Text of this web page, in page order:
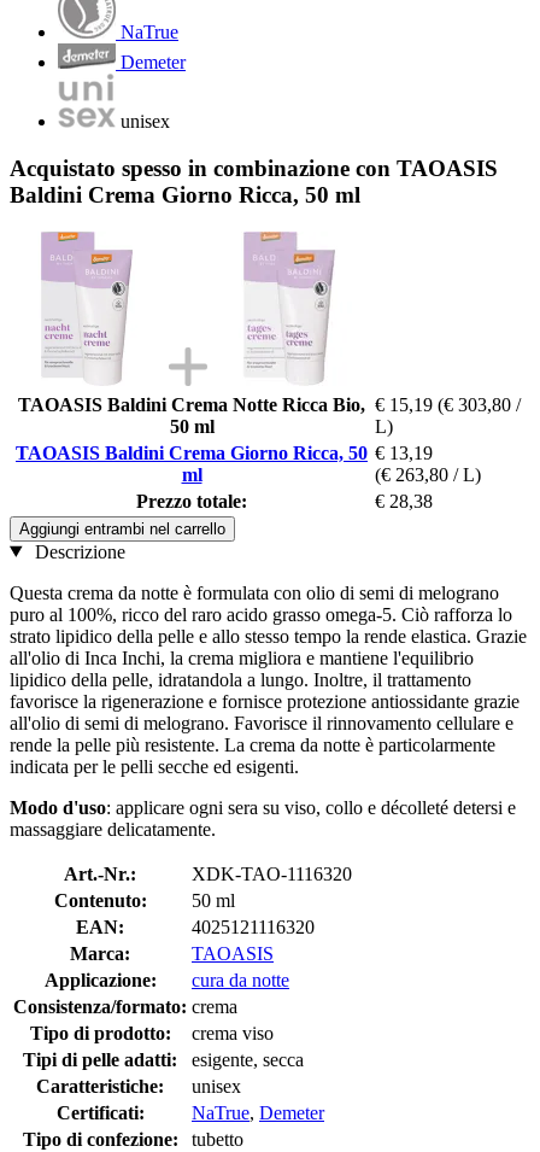
NaTrue
Demeter
unisex
Acquistato spesso in combinazione con TAOASIS
Baldini Crema Giorno Ricca, 50 ml
TAOASIS Baldini Crema Notte Ricca Bio,
50 ml
€ 15,19 (€ 303,80 /
L)
TAOASIS Baldini Crema Giorno Ricca, 50
ml
€ 13,19
(€ 263,80 / L)
Prezzo totale:
€ 28,38
Aggiungi entrambi nel carrello
Descrizione
Questa crema da notte è formulata con olio di semi di melograno
puro al 100%, ricco del raro acido grasso omega-5. Ciò rafforza lo
strato lipidico della pelle e allo stesso tempo la rende elastica. Grazie
all'olio di Inca Inchi, la crema migliora e mantiene l'equilibrio
lipidico della pelle, idratandola a lungo. Inoltre, il trattamento
favorisce la rigenerazione e fornisce protezione antiossidante grazie
all'olio di semi di melograno. Favorisce il rinnovamento cellulare e
rende la pelle più resistente. La crema da notte è particolarmente
indicata per le pelli secche ed esigenti.
Modo d'uso: applicare ogni sera su viso, collo e décolleté detersi e
massaggiare delicatamente.
Art.-Nr.:
XDK-TAO-1116320
Contenuto:
50 ml
EAN:
4025121116320
Marca:
TAOASIS
Applicazione:
cura da notte
Consistenza/formato: crema
Tipo di prodotto:
crema viso
Tipi di pelle adatti:
esigente, secca
Caratteristiche:
unisex
Certificati:
NaTrue, Demeter
Tipo di confezione:
tubetto